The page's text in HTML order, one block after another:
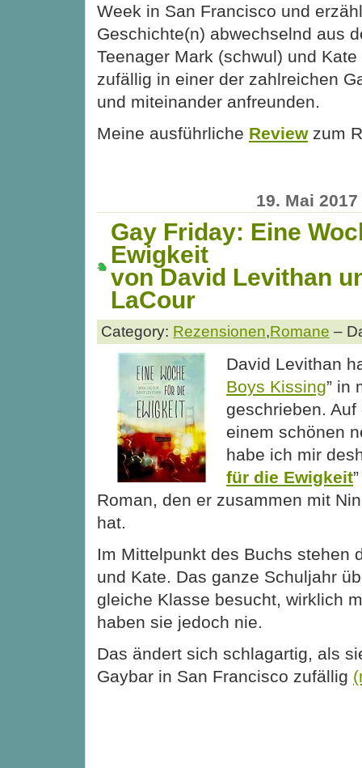
Week in San Francisco und
Geschichte(n) abwechselnd aus
Teenager Mark (schwul) und
zufällig in einer der zahlreichen
und miteinander anfreunden.
Meine ausführliche Reviewzum
19. Mai 2017
Gay Friday: Eine
Ewigkeit
von David Levithan
LaCour
Category: Rezensionen,Romane –
David Levithan
Boys Kissing” in
geschrieben.
einem schönen
habe ich mir
für die Ewigkeit
Roman, den er zusammen mit
hat.
Im Mittelpunkt des Buchs stehen
und Kate. Das ganze Schuljahr
gleiche Klasse besucht, wirklich
haben sie jedoch nie.
Das ändert sich schlagartig, als
Gaybar in San Francisco zufällig